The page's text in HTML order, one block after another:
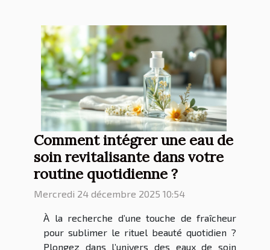
Comment intégrer une eau de
soin revitalisante dans votre
routine quotidienne ?
Mercredi 24 décembre 2025 10:54
À la recherche d’une touche de fraîcheur
pour sublimer le rituel beauté quotidien ?
Plongez dans l’univers des eaux de soin